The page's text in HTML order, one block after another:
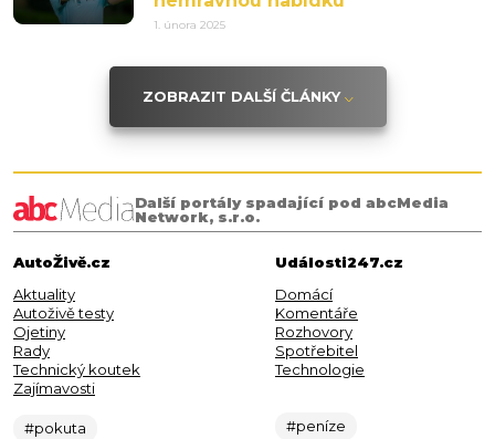
1. února 2025
ZOBRAZIT DALŠÍ ČLÁNKY
Další portály spadající pod abcMedia
Network, s.r.o.
AutoŽivě.cz
Aktuality
Autoživě testy
Ojetiny
Rady
Technický koutek
Zajímavosti
#pokuta
Události247.cz
Domácí
Komentáře
Rozhovory
Spotřebitel
Technologie
#peníze